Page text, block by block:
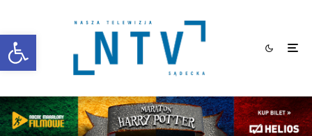
Otwórz pasek narzędzi